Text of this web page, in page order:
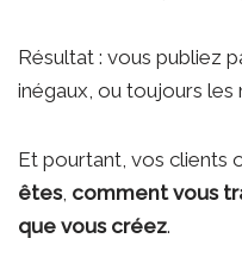
Résultat : vous publiez
inégaux, ou toujours les
Et pourtant, vos clients
êtes, comment vous
que vous créez.